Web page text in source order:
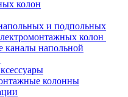
колон
и подпольных
колон
каналы напольной
колонны